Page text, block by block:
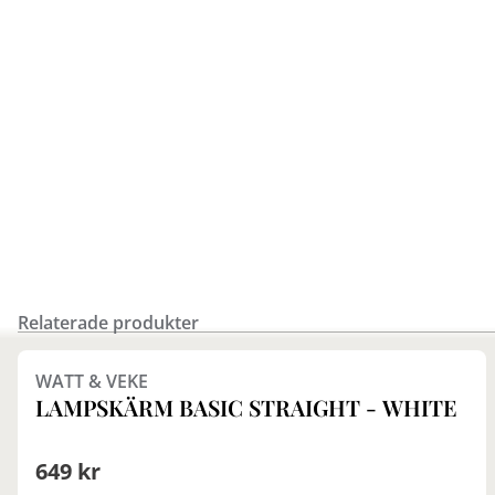
Relaterade produkter Finns i fler val (2)
WATT & VEKE
LAMPSKÄRM BASIC STRAIGHT - WHITE
649 kr